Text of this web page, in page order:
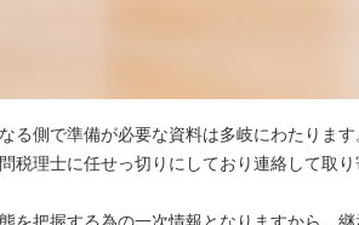
る側で準備が必要な資料は多岐にわたります
税理士に任せっ切りにしており連絡して取